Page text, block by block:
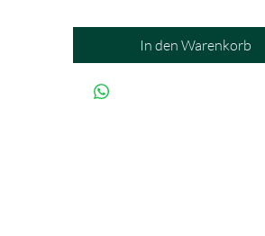
In den Warenkorb